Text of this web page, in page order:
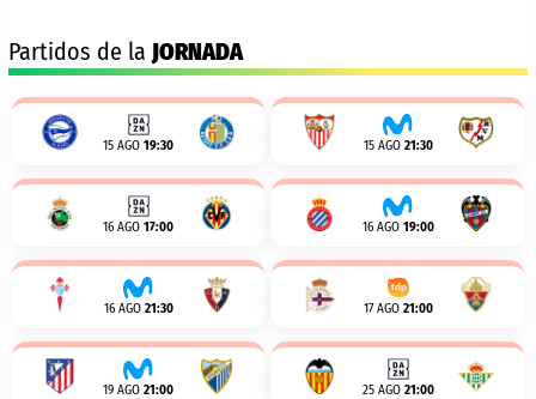
Partidos de la JORNADA
15 AGO 19:30 15 AGO 21:30
16 AGO 17:00 16 AGO 19:00
16 AGO 21:30 17 AGO 21:00
19 AGO 21:00 25 AGO 21:00